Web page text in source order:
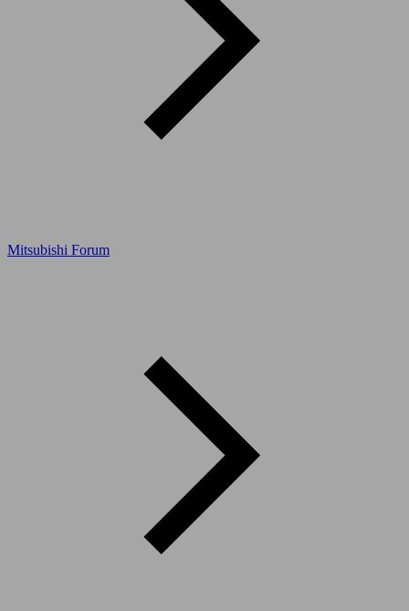
Mitsubishi Forum